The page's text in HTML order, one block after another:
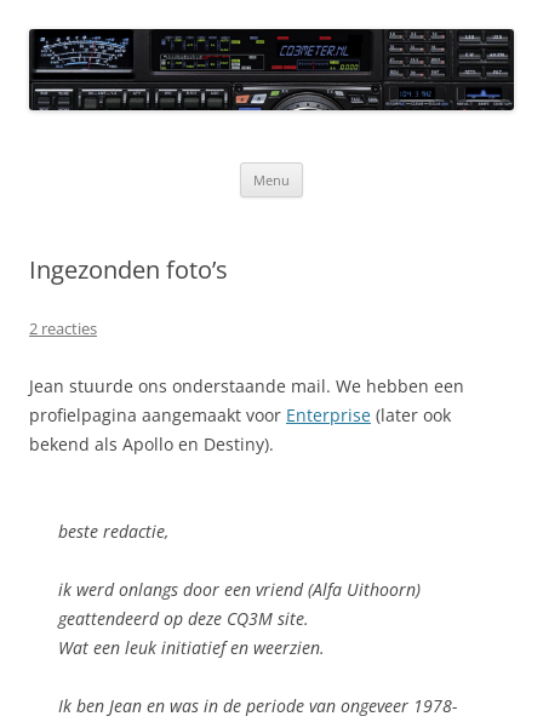
naar
de
inhoud CQ3meter
Website door en voor radio-amateurs
Menu
Ingezonden foto’s
2 reacties
Jean stuurde ons onderstaande mail. We hebben een
profielpagina aangemaakt voor Enterprise (later ook
bekend als Apollo en Destiny).
beste redactie,
ik werd onlangs door een vriend (Alfa Uithoorn)
geattendeerd op deze CQ3M site.
Wat een leuk initiatief en weerzien.
Ik ben Jean en was in de periode van ongeveer 1978-